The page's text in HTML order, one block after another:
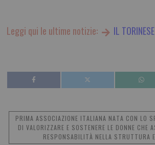
Leggi qui le ultime notizie: IL TORINESE
PRIMA ASSOCIAZIONE ITALIANA NATA CON LO
DI VALORIZZARE E SOSTENERE LE DONNE CHE
RESPONSABILITÀ NELLA STRUTTURA